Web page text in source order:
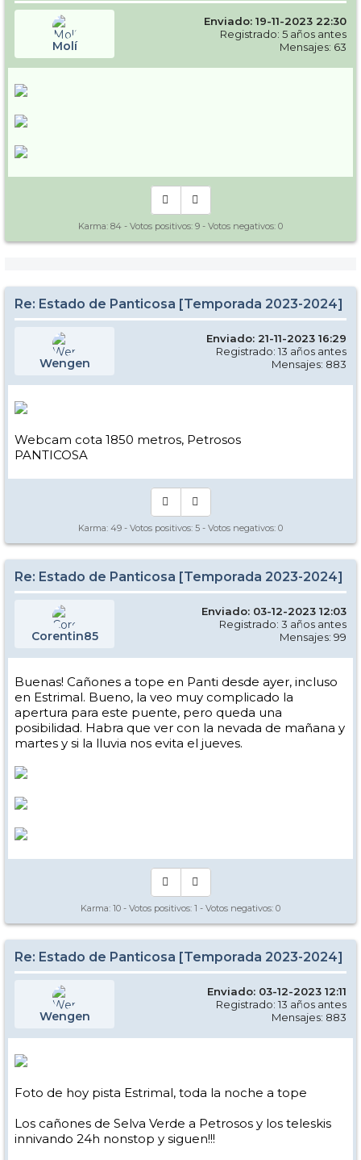
Molí
Enviado: 19-11-2023 22:30
Registrado: 5 años antes
Mensajes: 63
Karma: 84 - Votos positivos: 9 - Votos negativos: 0
Re: Estado de Panticosa [Temporada 2023-2024]
Wengen
Enviado: 21-11-2023 16:29
Registrado: 13 años antes
Mensajes: 883
Webcam cota 1850 metros, Petrosos
PANTICOSA
Karma: 49 - Votos positivos: 5 - Votos negativos: 0
Re: Estado de Panticosa [Temporada 2023-2024]
Corentin85
Enviado: 03-12-2023 12:03
Registrado: 3 años antes
Mensajes: 99
Buenas! Cañones a tope en Panti desde ayer, incluso
en Estrimal. Bueno, la veo muy complicado la
apertura para este puente, pero queda una
posibilidad. Habra que ver con la nevada de mañana y
martes y si la lluvia nos evita el jueves.
Karma: 10 - Votos positivos: 1 - Votos negativos: 0
Re: Estado de Panticosa [Temporada 2023-2024]
Wengen
Enviado: 03-12-2023 12:11
Registrado: 13 años antes
Mensajes: 883
Foto de hoy pista Estrimal, toda la noche a tope
Los cañones de Selva Verde a Petrosos y los teleskis
innivando 24h nonstop y siguen!!!